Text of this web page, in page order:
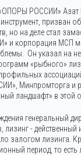
РОССИИ» Азат
призван
но на деле стал
и корпорация МСП
Он указал на
«рыбного»
Минпромторга и
ландшафт» в этой
генеральный
- действенный
залогом лизинга.
период, то